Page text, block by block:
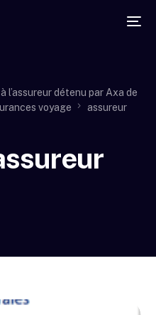
l’assureur détenu par Axa de
voyage
assureur